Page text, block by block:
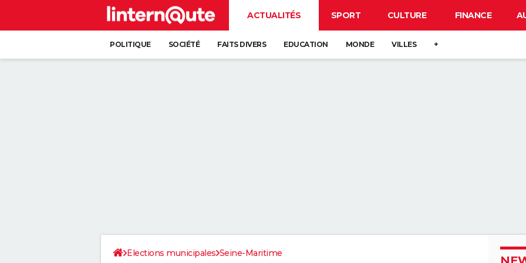
ACTUALITÉS SPORT CULTURE FINANCE
POLITIQUE SOCIÉTÉ FAITS DIVERS EDUCATION MONDE VILLES +
Elections municipales Seine-Maritime